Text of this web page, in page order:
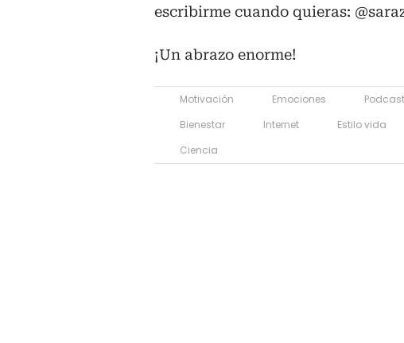
escribirme cuando quieras:
¡Un abrazo enorme!
Motivación Emociones Podcast
Bienestar
Internet Estilo vida
Ciencia